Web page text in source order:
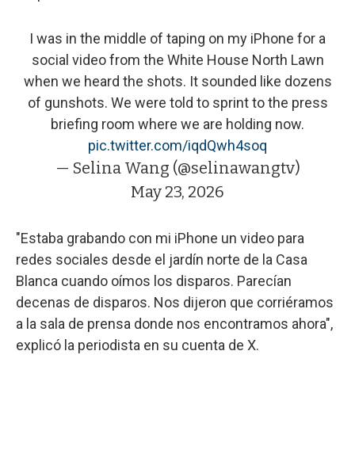
I was in the middle of taping on my iPhone for a
social video from the White House North Lawn
when we heard the shots. It sounded like dozens
of gunshots. We were told to sprint to the press
briefing room where we are holding now.
pic.twitter.com/iqdQwh4soq
— Selina Wang (@selinawangtv)
May 23, 2026
"Estaba grabando con mi iPhone un video para
redes sociales desde el jardín norte de la Casa
Blanca cuando oímos los disparos. Parecían
decenas de disparos. Nos dijeron que corriéramos
a la sala de prensa donde nos encontramos ahora",
explicó la periodista en su cuenta de X.